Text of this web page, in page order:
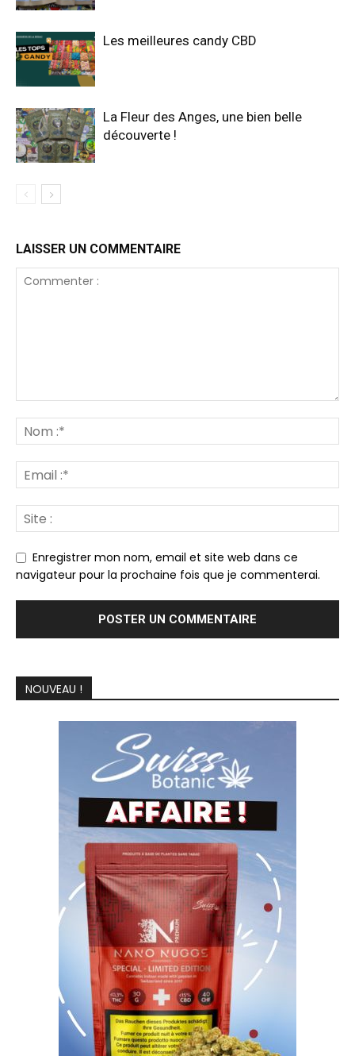
Les meilleures candy CBD
La Fleur des Anges, une bien belle
découverte !
LAISSER UN COMMENTAIRE
Enregistrer mon nom, email et site web dans ce
navigateur pour la prochaine fois que je commenterai.
NOUVEAU !